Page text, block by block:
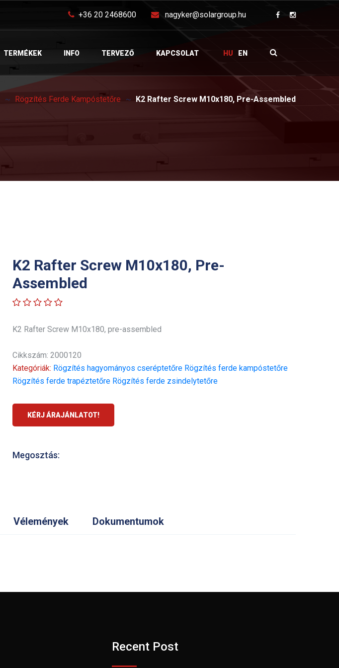
+36 20 2468600 nagyker@solargroup.hu
TERMÉKEK INFO TERVEZŐ KAPCSOLAT HU EN
Rögzítés Ferde Kampóstetőre K2 Rafter Screw M10x180, Pre-Assembled
K2 Rafter Screw M10x180, Pre-
Assembled
K2 Rafter Screw M10x180, pre-assembled
Cikkszám: 2000120
Kategóriák: Rögzítés hagyományos cseréptetőre Rögzítés ferde kampóstetőre
Rögzítés ferde trapéztetőre Rögzítés ferde zsindelytetőre
KÉRJ ÁRAJÁNLATOT!
Megosztás:
Vélemények Dokumentumok
Recent Post